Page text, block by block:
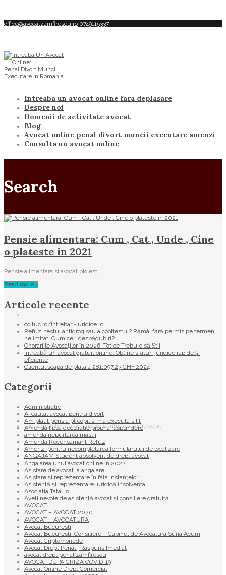
office@avocatzamfirescu.ro 0749115337
Intreaba un avocat online fara deplasare
Despre noi
Domenii de activitate avocat
Blog
Avocat online penal divort muncii executare amenzi
Consulta un avocat online
Search
You are here:
/
Tag search for: Caracterizare pentru custodie copil
Pensie alimentara: Cum , Cat , Unde , Cine
o plateste in 2021
Pensie alimentara si avocat ploiesti
Read more ›
Articole recente
coltuc.ro/intrebari-juridice.ro
Refuzi testul antidrog sau alcooltestul? Rămâi fără permis pe termen
nelimitat! Cum ceri despăgubiri?
Onorariile Avocaților în 2026: Tot ce Trebuie să Știi
Întreabă un avocat gratuit online: Obține sfaturi juridice rapide și
eficiente
Clientul scapa de plata a 281.097,23 CHF.2024
Categorii
Administrativ
Ai cautat avocat pentru divort
Am platit pensia pt copil si ma executa silit
Amenda lipsa declaratie propria raspundere
amenda nepurtarea mastii
Amenda Recensamant Refuz
Amenzi pentru necompletarea formularului de localizare
ANGAJAM Student absolvent de drept avocat
Angajarea unui avocat online in 2022
Asistare de avocat la angajare
Asistare și reprezentare în fața instanțelor
Asistență și reprezentare juridică insolventa
Asociatia Tatal.ro
Aveţi nevoie de asistenţă avocat şi consiliere gratuită
AVOCAT
AVOCAT – AVOCAT 2020
AVOCAT – AVOCATURA
Avocat Bucuresti
Avocat Bucuresti. Consiliere – Cabinet de Avocatura Suna Acum
Avocat Criptomonede
Avocat Drept Penal | Raspuns Imediat
avocat drept penal zamfirescu
AVOCAT DUPA CRIZA COVID-19
Avocat Online Drept Comercial